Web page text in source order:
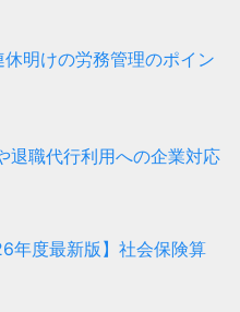
休明けの労務管理のポイン
退職代行利用への企業対応
年度最新版】社会保険算